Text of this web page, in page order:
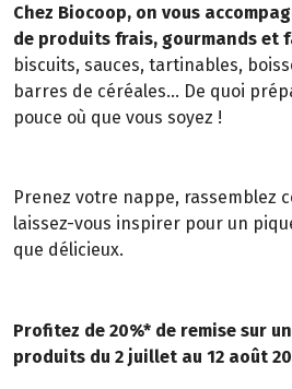
Chez Biocoop, on vous
de produits frais, gourmands et
biscuits, sauces, tartinables,
barres de céréales... De quoi
pouce où que vous soyez !
Prenez votre nappe, rassemblez
laissez-vous inspirer pour un
que délicieux.
Profitez de 20%* de remise sur
produits du 2 juillet au 12 août